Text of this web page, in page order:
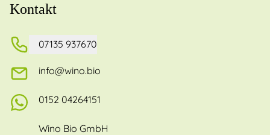
Kontakt
07135 937670
info@wino.bio
0152 04264151
Wino Bio GmbH